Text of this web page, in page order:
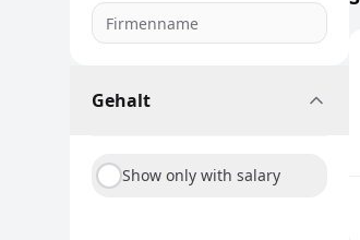
Gehalt
Show only with salary